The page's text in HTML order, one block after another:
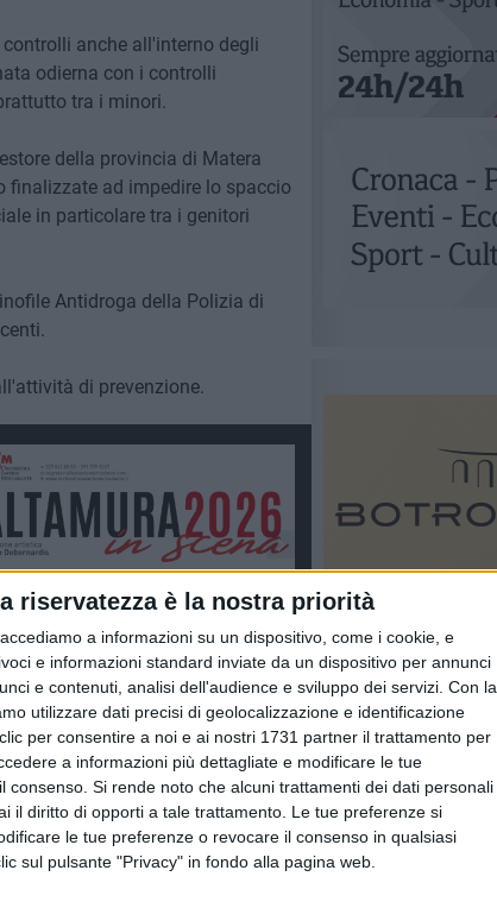
riservatezza è la nostra priorità
a informazioni su un dispositivo, come i cookie, e
e informazioni standard inviate da un dispositivo per annunci
e contenuti, analisi dell'audience e sviluppo dei servizi. Con la
utilizzare dati precisi di geolocalizzazione e identificazione
per consentire a noi e ai nostri 1731 partner il trattamento per
a informazioni più dettagliate e modificare le tue
consenso. Si rende noto che alcuni trattamenti dei dati personali
il diritto di opporti a tale trattamento. Le tue preferenze si
le tue preferenze o revocare il consenso in qualsiasi
sul pulsante "Privacy" in fondo alla pagina web.
anche all'interno degli
odierna con i controlli
tra i minori.
della provincia di Matera
finalizzate ad impedire lo spaccio
in particolare tra i genitori
Antidroga della Polizia di
di prevenzione.